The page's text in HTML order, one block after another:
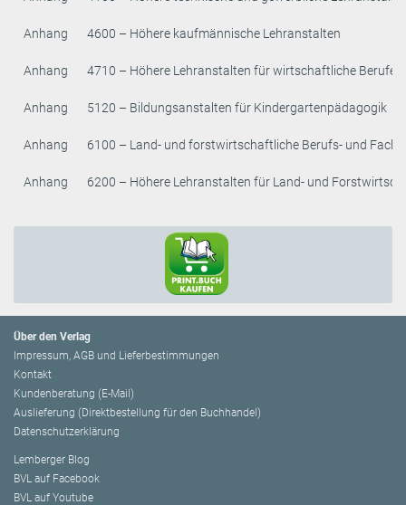
Anhang 4600 – Höhere kaufmännische Lehranstalten
Anhang 4710 – Höhere Lehranstalten für wirtschaftliche Berufe
Anhang 5120 – Bildungsanstalten für Kindergartenpädagogik
Anhang 6100 – Land- und forstwirtschaftliche Berufs- und
Anhang 6200 – Höhere Lehranstalten für Land- und
Über den Verlag
Impressum, AGB und Lieferbestimmungen
Kontakt
Kundenberatung (E-Mail)
Auslieferung (Direktbestellung für den Buchhandel)
Datenschutzerklärung
Lemberger Blog
BVL auf Facebook
BVL auf Youtube